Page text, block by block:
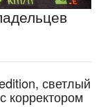
светлый
корректором